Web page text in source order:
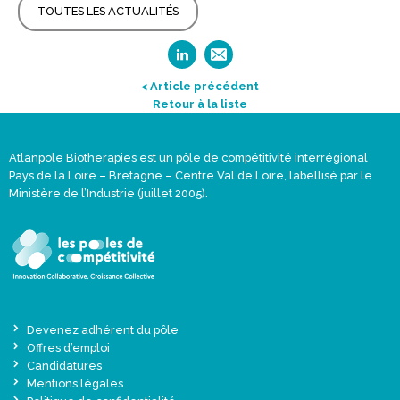
TOUTES LES ACTUALITÉS
< Article précédent
Retour à la liste
Atlanpole Biotherapies est un pôle de compétitivité interrégional
Pays de la Loire – Bretagne – Centre Val de Loire, labellisé par le
Ministère de l’Industrie (juillet 2005).
Devenez adhérent du pôle
Offres d’emploi
Candidatures
Mentions légales